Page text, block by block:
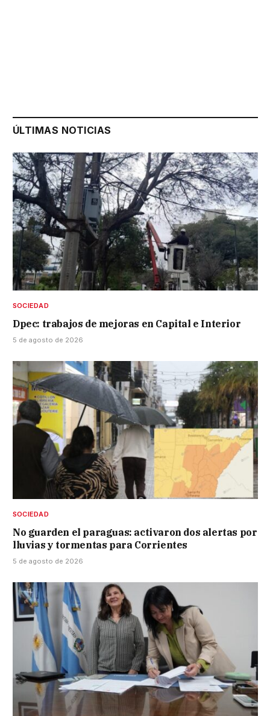
ÚLTIMAS NOTICIAS
SOCIEDAD
Dpec: trabajos de mejoras en Capital e Interior
5 de agosto de 2026
SOCIEDAD
No guarden el paraguas: activaron dos alertas por
lluvias y tormentas para Corrientes
5 de agosto de 2026